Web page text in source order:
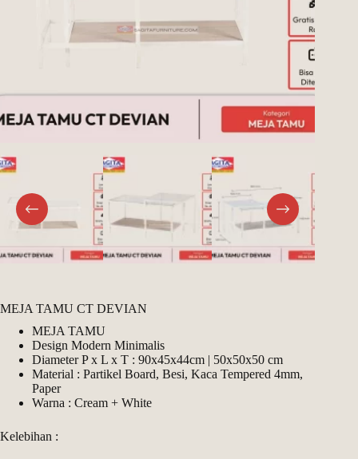
Get New Password
← Back to login
MEJA TAMU CT DEVIAN
MEJA TAMU
Design Modern Minimalis
Diameter P x L x T : 90x45x44cm | 50x50x50 cm
Material : Partikel Board, Besi, Kaca Tempered 4mm,
Paper
Warna : Cream + White
Kelebihan :